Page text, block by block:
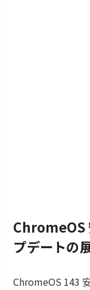
ChromeOS
プデートの
ChromeOS 143